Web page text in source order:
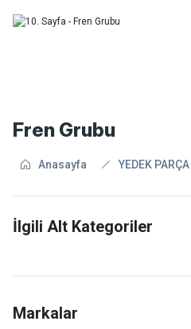
Fren Grubu
Anasayfa YEDEK PARÇA
İlgili Alt Kategoriler
Markalar